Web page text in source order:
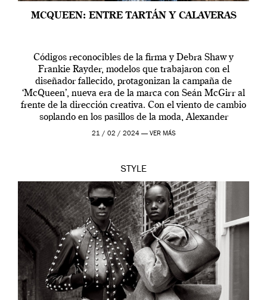
MCQUEEN: ENTRE TARTÁN Y CALAVERAS
Códigos reconocibles de la firma y Debra Shaw y
Frankie Rayder, modelos que trabajaron con el
diseñador fallecido, protagonizan la campaña de
‘McQueen’, nueva era de la marca con Seán McGirr al
frente de la dirección creativa. Con el viento de cambio
soplando en los pasillos de la moda, Alexander
McQueen se prepara para una […]
21 / 02 / 2024 — VER MÁS
STYLE